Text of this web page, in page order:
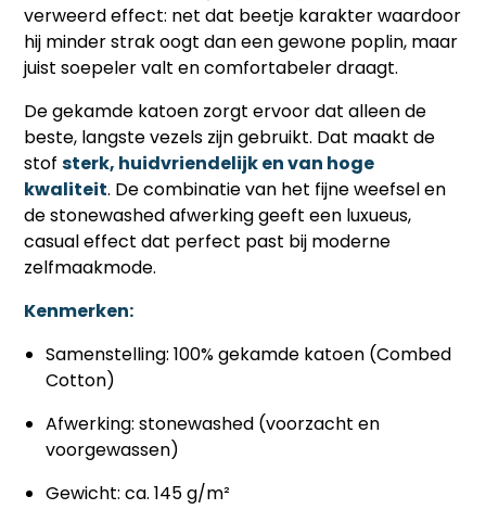
verweerd effect: net dat beetje karakter waardoor
hij minder strak oogt dan een gewone poplin, maar
juist soepeler valt en comfortabeler draagt.
De gekamde katoen zorgt ervoor dat alleen de
beste, langste vezels zijn gebruikt. Dat maakt de
stofsterk, huidvriendelijk en van hoge
kwaliteit. De combinatie van het fijne weefsel en
de stonewashed afwerking geeft een luxueus,
casual effect dat perfect past bij moderne
zelfmaakmode.
Kenmerken:
Samenstelling: 100% gekamde katoen (Combed
Cotton)
Afwerking: stonewashed (voorzacht en
voorgewassen)
Gewicht: ca. 145 g/m²